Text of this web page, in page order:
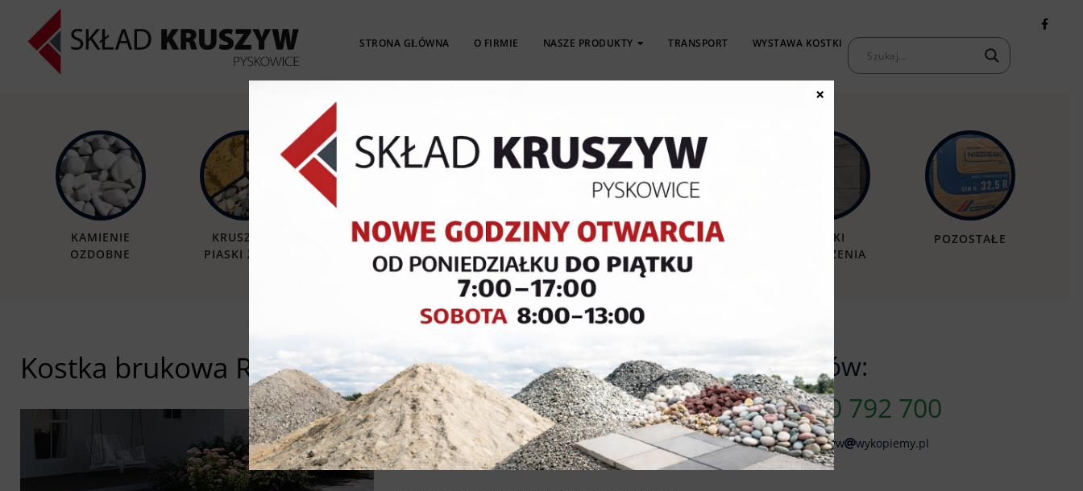
STRONA GŁÓWNA O FIRMIE NASZE PRODUKTY TRANSPORT WYSTAWA KOSTKI
KAMIENIE
OZDOBNE
KRUSZYWA
PIASKI ŻWIRY
KOSTKA
BRUKOWA
OBRZEŻA
KRAWĘŻNIKI
PŁYTY
TARASOWE
MURKI
OGRODZENIA
POZOSTAŁE
Kostka brukowa Real Nature Moments firmy Kost-Bet
Kostka brukowa Real Nature Momentsma klasyczną
formę. Z powodzeniem sprawdza się jako nawierzchnia
podjazdów, nadając im stylowy i niepowtarzalny charakter.
Zamów:
790 792 700
skladkruszyw wykopiemy.pl
×